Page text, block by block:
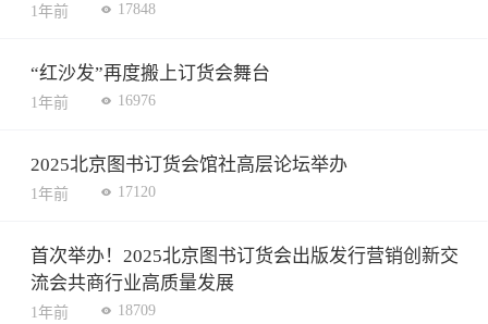
1年前 17848
“红沙发”再度搬上订货会舞台
1年前 16976
2025北京图书订货会馆社高层论坛举办
1年前 17120
首次举办！2025北京图书订货会出版发行营销创新交
流会共商行业高质量发展
1年前 18709